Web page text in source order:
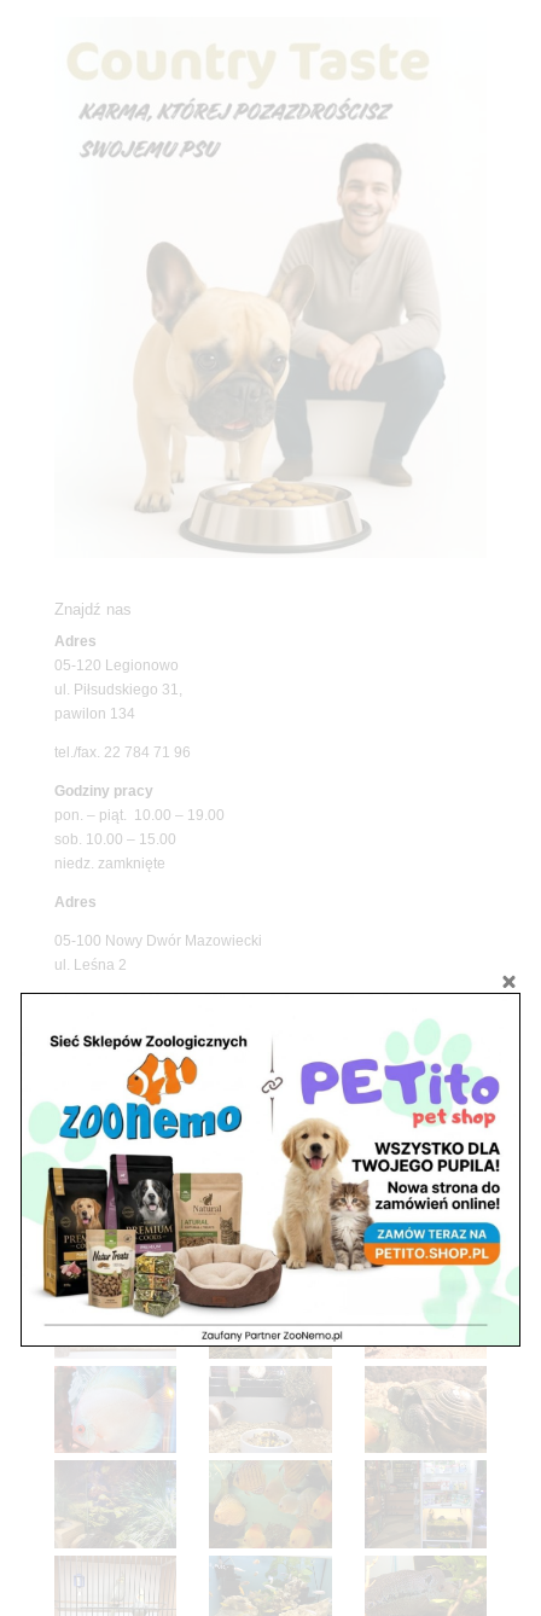
Znajdź nas
Adres
05-120 Legionowo
ul. Piłsudskiego 31,
pawilon 134
tel./fax. 22 784 71 96
Godziny pracy
pon. – piąt. 10.00 – 19.00
sob. 10.00 – 15.00
niedz. zamknięte
Adres
05-100 Nowy Dwór Mazowiecki
ul. Leśna 2
Godziny pracy
pon. – piąt. 10.00 – 19.00
sob. 8.00 – 15.00
niedz. zamknięte